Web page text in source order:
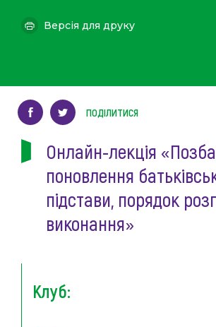
Онлайн-лекція
поновлення
підстави, порядок
виконання»
Клуб:
Версія для друку
ПОДІЛИТИСЯ